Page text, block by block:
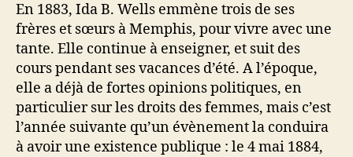
En 1883, Ida B. Wells emmène trois de ses
frères et sœurs à Memphis, pour vivre avec une
tante. Elle continue à enseigner, et suit des
cours pendant ses vacances d’été. A l’époque,
elle a déjà de fortes opinions politiques, en
particulier sur les droits des femmes, mais c’est
l’année suivante qu’un évènement la conduira
à avoir une existence publique : le 4 mai 1884,